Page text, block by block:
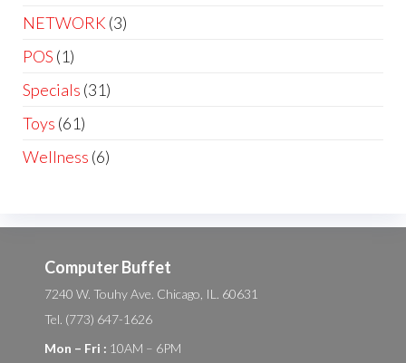
NETWORK (3)
POS (1)
Specials (31)
Toys (61)
Wellness (6)
Computer Buffet
7240 W. Touhy Ave. Chicago, IL. 60631
Tel. (773) 647-1626
Mon – Fri : 10AM – 6PM